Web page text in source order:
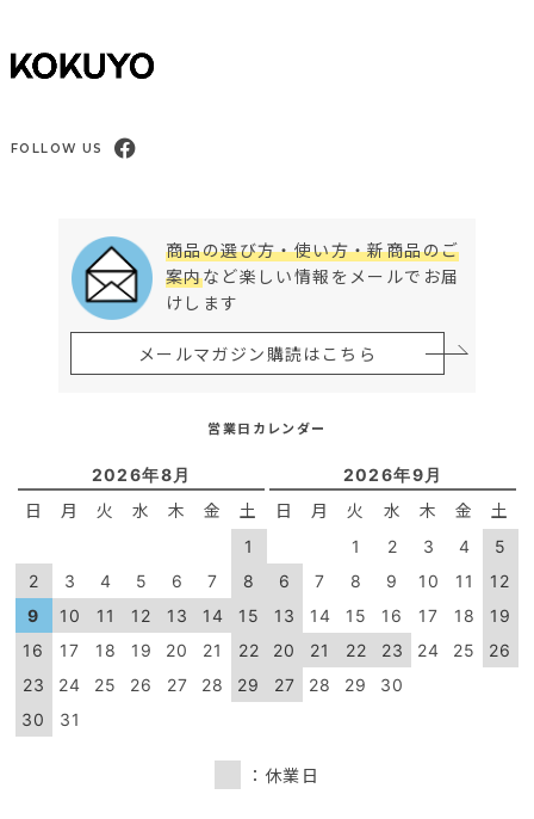
FOLLOW US
商品の選び方・使い方・新商品のご
案内など楽しい情報をメールでお届
けします
メールマガジン購読はこちら
営業日カレンダー
2026年8月
日 月 火 水 木 金 土
1
2
3 4 5 6 7
8
9
10 11 12 13 14
15
16
17 18 19 20 21
22
23
24 25 26 27 28
29
30
31
2026年9月
日 月 火 水 木 金 土
1 2 3 4
5
6
7 8 9 10 11
12
13
14 15 16 17 18
19
20
21 22 23 24 25
26
27
28 29 30
：休業日